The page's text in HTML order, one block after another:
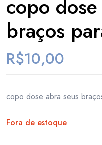
copo
braços
R$10,00
copo dose abra seus
Fora de estoque